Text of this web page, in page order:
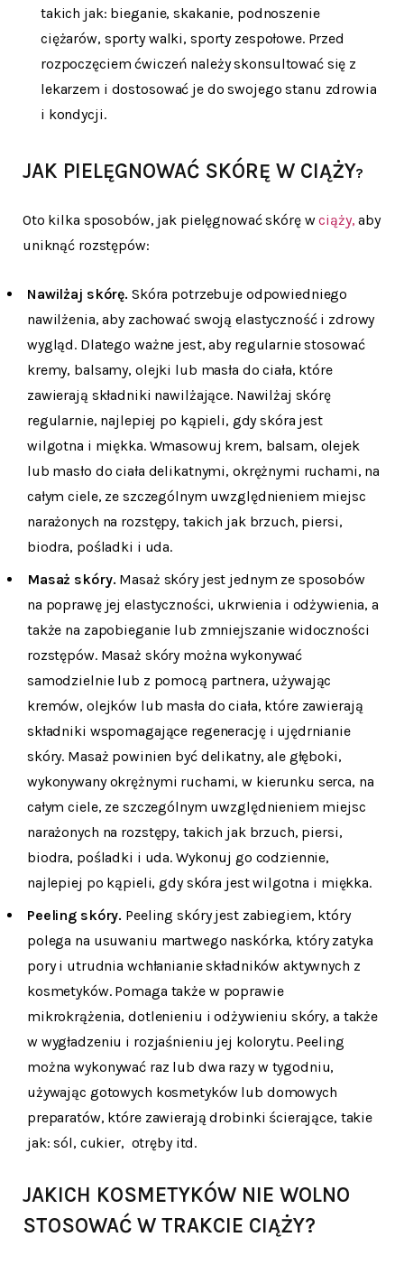
takich jak: bieganie, skakanie, podnoszenie
ciężarów, sporty walki, sporty zespołowe. Przed
rozpoczęciem ćwiczeń należy skonsultować się z
lekarzem i dostosować je do swojego stanu zdrowia
i kondycji.
JAK PIELĘGNOWAĆ SKÓRĘ W CIĄŻY?
Oto kilka sposobów, jak pielęgnować skórę wciąży, aby
uniknąć rozstępów:
Nawilżaj skórę. Skóra potrzebuje odpowiedniego
nawilżenia, aby zachować swoją elastyczność i zdrowy
wygląd. Dlatego ważne jest, aby regularnie stosować
kremy, balsamy, olejki lub masła do ciała, które
zawierają składniki nawilżające. Nawilżaj skórę
regularnie, najlepiej po kąpieli, gdy skóra jest
wilgotna i miękka. Wmasowuj krem, balsam, olejek
lub masło do ciała delikatnymi, okrężnymi ruchami, na
całym ciele, ze szczególnym uwzględnieniem miejsc
narażonych na rozstępy, takich jak brzuch, piersi,
biodra, pośladki i uda.
Masaż skóry. Masaż skóry jest jednym ze sposobów
na poprawę jej elastyczności, ukrwienia i odżywienia, a
także na zapobieganie lub zmniejszanie widoczności
rozstępów. Masaż skóry można wykonywać
samodzielnie lub z pomocą partnera, używając
kremów, olejków lub masła do ciała, które zawierają
składniki wspomagające regenerację i ujędrnianie
skóry. Masaż powinien być delikatny, ale głęboki,
wykonywany okrężnymi ruchami, w kierunku serca, na
całym ciele, ze szczególnym uwzględnieniem miejsc
narażonych na rozstępy, takich jak brzuch, piersi,
biodra, pośladki i uda. Wykonuj go codziennie,
najlepiej po kąpieli, gdy skóra jest wilgotna i miękka.
Peeling skóry. Peeling skóry jest zabiegiem, który
polega na usuwaniu martwego naskórka, który zatyka
pory i utrudnia wchłanianie składników aktywnych z
kosmetyków. Pomaga także w poprawie
mikrokrążenia, dotlenieniu i odżywieniu skóry, a także
w wygładzeniu i rozjaśnieniu jej kolorytu. Peeling
można wykonywać raz lub dwa razy w tygodniu,
używając gotowych kosmetyków lub domowych
preparatów, które zawierają drobinki ścierające, takie
jak: sól, cukier, otręby itd.
JAKICH KOSMETYKÓW NIE WOLNO
STOSOWAĆ W TRAKCIE CIĄŻY?